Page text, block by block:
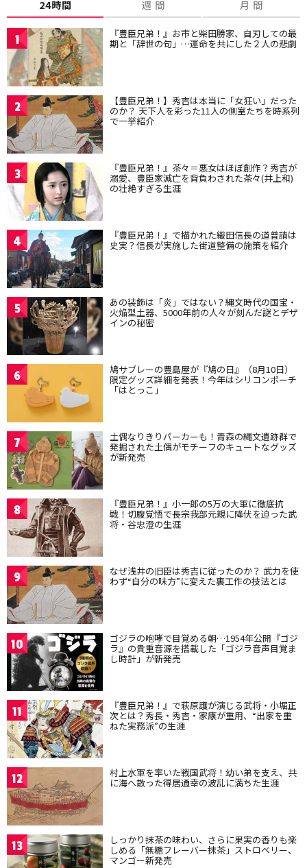
24時間 週 間 月 間
1 『豊臣兄弟！』お市と柴田勝家、自刃しての最
期と「辞世の句」…運命を共にした２人の悲劇
2 【豊臣兄弟！】秀吉は本当に「女狂い」だった
のか？ 天下人を彩った11人の側室たちを時系列
で一挙紹介
3 『豊臣兄弟！』茶々＝悪女はほぼ創作？秀吉が
溺愛、豊臣家滅亡を背負わされた茶々(井上和)
の壮絶すぎる生涯
4 『豊臣兄弟！』で描かれた織田信長の道普請は
史実？信長が実施した街道整備の施策を紹介
5 あの装飾は「炎」ではない？縄文時代の国宝・
火焔型土器、5000年前の人々が刻んだ謎とデザ
インの秘密
6 鳩サブレーの豊島屋が『鳩の日』（8月10日）
限定グッズ詳細を発表！今年はシリコンポーチ
「はとっこ」
7 土偶なりきりパーカーも！青森の縄文遺跡群で
発掘された土偶がモチーフのキュートなグッズ
が新発売
8 『豊臣兄弟！』小一郎の5万の大軍に徹底抗
戦！切腹覚悟で長宗我部元親に降伏を迫った武
将・谷忠澄の生涯
9 なぜ浅井の旧臣は秀吉に従ったのか？ 武力を使
わず“自分の味方”に変えた裏工作の技法とは
10 ゴジラの咆哮で目覚める朝…1954年公開『ゴジ
ラ』の貴重音源を搭載した「ゴジラ音声目覚ま
し時計」が新発売
11 『豊臣兄弟！』で萩原護が演じる武将・小堀正
次とは？秀長・秀吉・家康が重用、“出家を重
ねた実務派”の生涯
12 村上水軍を率いた戦国武将！幼い弟を支え、共
に海へ散った得居通幸の波乱に満ちた生涯
13 しっかり抹茶の味わい、さらに果実の香りも楽
しめる「無糖フレーバー抹茶」ストロベリー、
マンゴー新発売